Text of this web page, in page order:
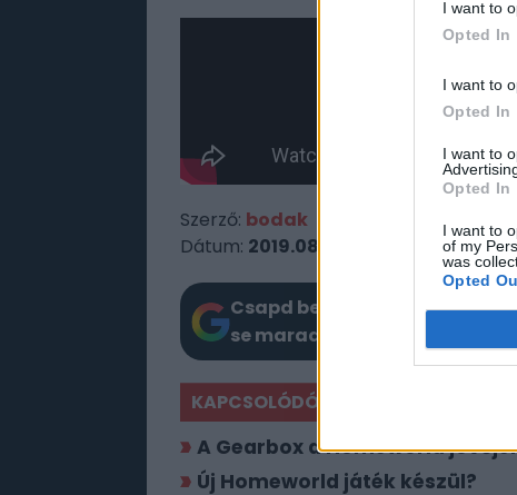
I want to
Opted In
I want to
Opted In
I want to
Opted In
I want to
of my
was
Opted
Szerző: bodak
Dátum: 2019.08.31 10:30
Csapd be az AI-t! Állítsd be
se maradj le a Google-ben.
KAPCSOLÓDÓ HÍREK
A Gearbox a Homeworld
Új Homeworld játék készül?